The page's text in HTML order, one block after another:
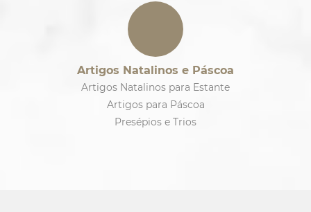
Artigos Natalinos e Páscoa
Artigos Natalinos para Estante
Artigos para Páscoa
Presépios e Trios